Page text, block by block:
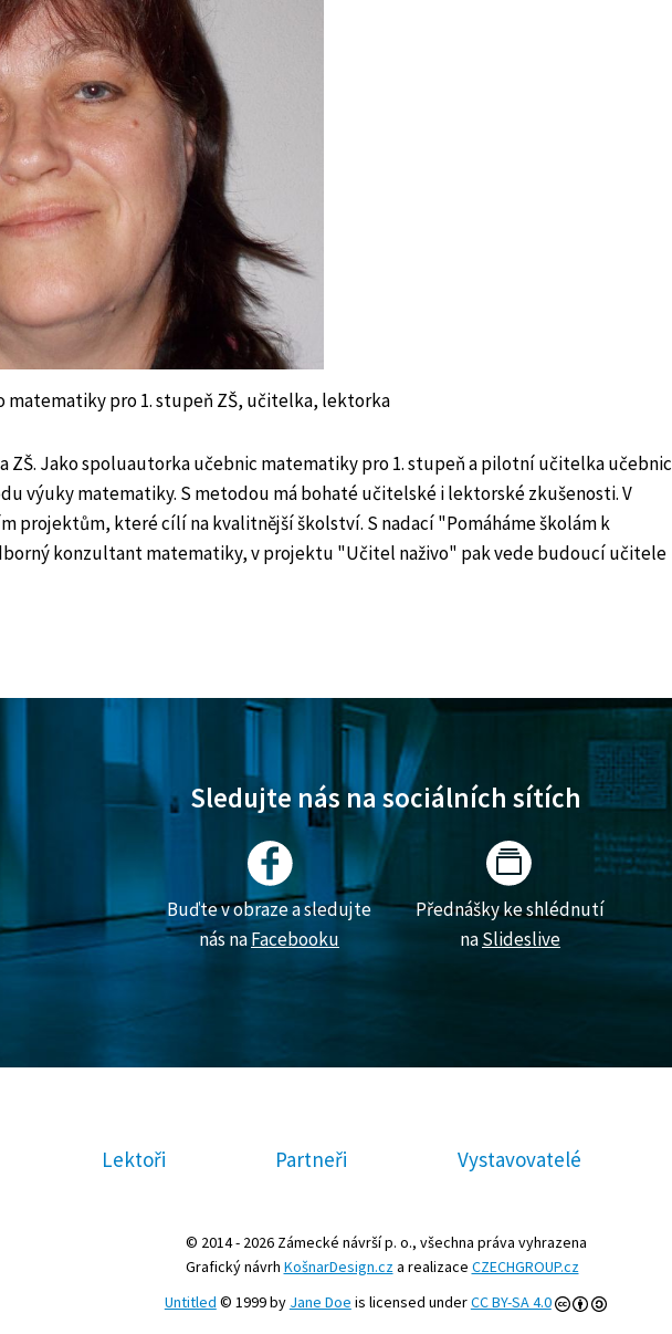
matematiky pro 1. stupeň ZŠ, učitelka, lektorka
ZŠ. Jako spoluautorka učebnic matematiky pro 1. stupeň a pilotní učitelka učebnic
výuky matematiky. S metodou má bohaté učitelské i lektorské zkušenosti. V
projektům, které cílí na kvalitnější školství. S nadací "Pomáháme školám k
konzultant matematiky, v projektu "Učitel naživo" pak vede budoucí učitele
Sledujte nás na sociálních sítích
Buďte v obraze a sledujte
nás naFacebooku
Přednášky ke shlédnutí
naSlideslive
Lektoři Partneři Vystavovatelé
© 2014 - 2026 Zámecké návrší p. o., všechna práva vyhrazena
Grafický návrh KošnarDesign.cza realizace CZECHGROUP.cz
Untitled © 1999 by Jane Doe is licensed underCC BY-SA 4.0